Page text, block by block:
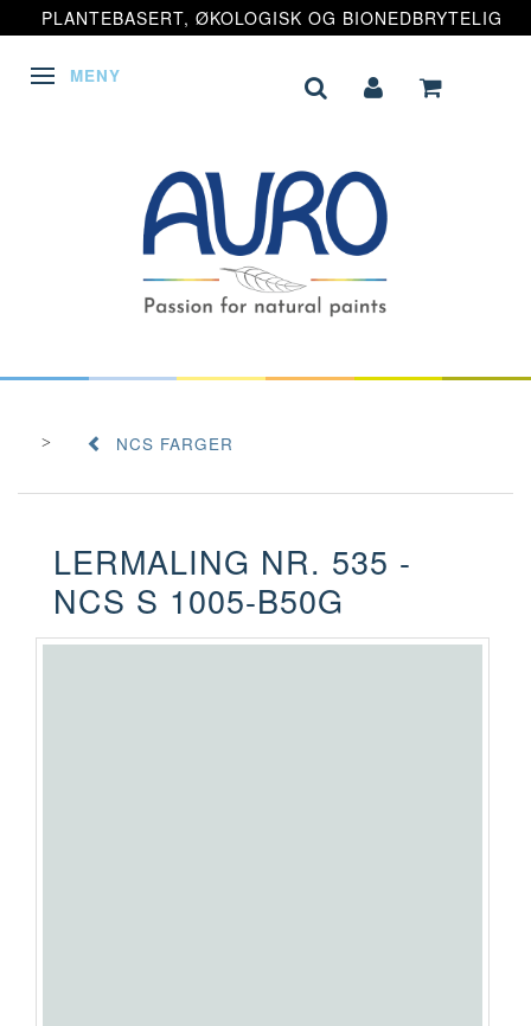
PLANTEBASERT, ØKOLOGISK OG BIONEDBRYTELIG
VEKSLE NAVIGASJON
MENY
NCS FARGER
LERMALING NR. 535 -
NCS S 1005-B50G